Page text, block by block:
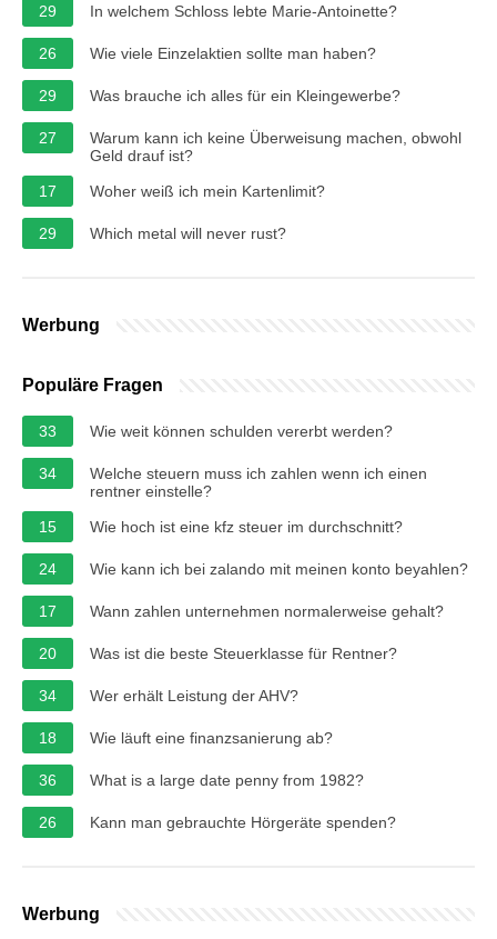
29 In welchem Schloss lebte Marie-Antoinette?
26 Wie viele Einzelaktien sollte man haben?
29 Was brauche ich alles für ein Kleingewerbe?
27
Warum kann ich keine Überweisung machen, obwohl
Geld drauf ist?
17
Woher weiß ich mein Kartenlimit?
29 Which metal will never rust?
Werbung
Populäre Fragen
33 Wie weit können schulden vererbt werden?
34
Welche steuern muss ich zahlen wenn ich einen
rentner einstelle?
15
Wie hoch ist eine kfz steuer im durchschnitt?
24 Wie kann ich bei zalando mit meinen konto beyahlen?
17 Wann zahlen unternehmen normalerweise gehalt?
20 Was ist die beste Steuerklasse für Rentner?
34 Wer erhält Leistung der AHV?
18 Wie läuft eine finanzsanierung ab?
36 What is a large date penny from 1982?
26 Kann man gebrauchte Hörgeräte spenden?
Werbung